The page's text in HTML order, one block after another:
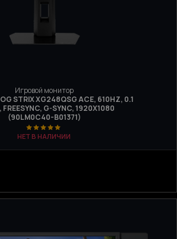
Игровой монитор
STRIX XG248QSG ACE, 610HZ, 0.1
G-SYNC, 1920X1080
(90LM0C40-B01371)
НЕТ В НАЛИЧИИ